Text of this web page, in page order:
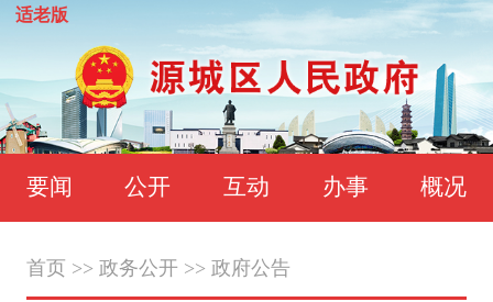
适老版
要闻 公开 互动 办事 概况
首页 >> 政务公开>> 政府公告